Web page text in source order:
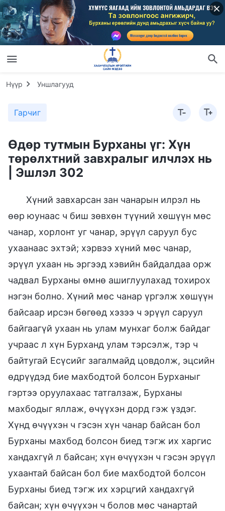
Нүүр Уншлагууд
Гарчиг
Өдөр тутмын Бурханы үг: Хүн
төрөлхтний завхралыг илчлэх нь
| Эшлэл 302
Хүний завхарсан зан чанарын илрэл нь
өөр юунаас ч биш зөвхөн түүний хөшүүн мөс
чанар, хорлонт уг чанар, эрүүл саруул бус
ухаанаас эхтэй; хэрвээ хүний мөс чанар,
эрүүл ухаан нь эргээд хэвийн байдалдаа орж
чадвал Бурханы өмнө ашиглуулахад тохирох
нэгэн болно. Хүний мөс чанар үргэлж хөшүүн
байсаар ирсэн бөгөөд хэзээ ч эрүүл саруул
байгаагүй ухаан нь улам мунхаг болж байдаг
учраас л хүн Бурханд улам тэрсэлж, тэр ч
байтугай Есүсийг загалмайд цовдолж, эцсийн
өдрүүдэд бие махбодтой болсон Бурханыг
гэртээ оруулахаас татгалзаж, Бурханы
махбодыг яллаж, өчүүхэн дорд гэж үздэг.
Хүнд өчүүхэн ч гэсэн хүн чанар байсан бол
Бурханы махбод болсон биед тэгж их харгис
хандахгүй л байсан; хүн өчүүхэн ч гэсэн эрүүл
ухаантай байсан бол бие махбодтой болсон
Бурханы биед тэгж их хэрцгий хандахгүй
байсан; хүн өчүүхэн ч болов мөс чанартай